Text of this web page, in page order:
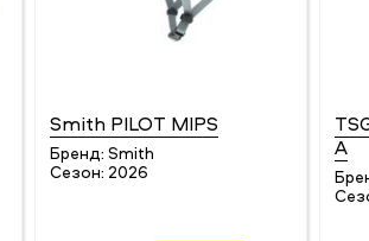
Smith PILOT MIPS
Бренд: Smith
Сезон: 2026
A